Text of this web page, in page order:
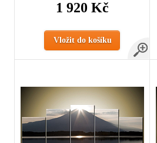
1 920 Kč
Vložit do košíku